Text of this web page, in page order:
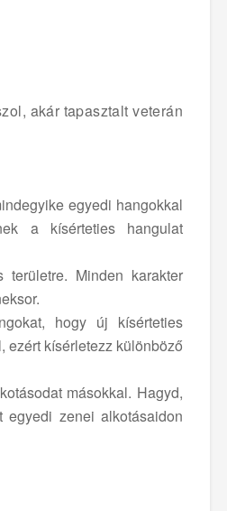
akár tapasztalt veterán
egyedi hangokkal
a kísérteties hangulat
Minden karakter
hogy új kísérteties
ezért kísérletezz különböző
másokkal. Hagyd,
egyedi zenei alkotásaidon